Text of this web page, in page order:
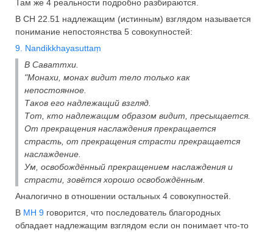
Там же 4 реальности подробно разбираются.
В СН 22.51 надлежащим (истинным) взглядом называется
понимание непостоянства 5 совокупностей:
9. Nandikkhayasuttaṃ
В Саваттхи.
"Монахи, монах видит тело только как
непостоянное.
Таков его надлежащий взгляд.
Тот, кто надлежащим образом видит, пресыщается.
От прекращения наслаждения прекращается
страсть, от прекращения страсти прекращается
наслаждение.
Ум, освобождённый прекращением наслаждения и
страсти, зовётся хорошо освобождённым.
Аналогично в отношении остальных 4 совокупностей.
В МН 9 говорится, что последователь благородных
обладает надлежащим взглядом если он понимает что-то